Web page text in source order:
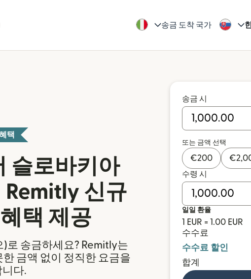
송금 도착 국가
택
슬로바키아
Remitly 신규
택 제공
로 송금하세요? Remitly는
금액 없이 정직한 요금을
다.
송금 시
또는 금액 선택
€200 €
수령 시
일일 환율
1 EUR = 1.00 EUR
수수료
수수료 할인
합계